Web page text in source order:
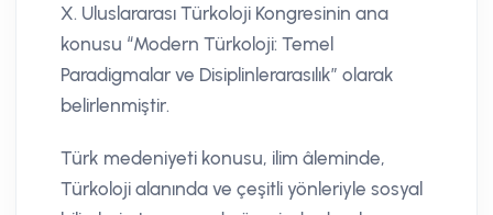
X. Uluslararası Türkoloji Kongresinin ana
konusu “Modern Türkoloji: Temel
Paradigmalar ve Disiplinlerarasılık” olarak
belirlenmiştir.
Türk medeniyeti konusu, ilim âleminde,
Türkoloji alanında ve çeşitli yönleriyle sosyal